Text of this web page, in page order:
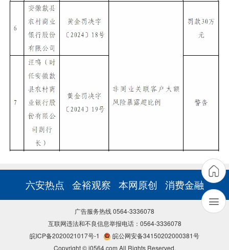
六安热点 金裕观察 本网原创 消费金融
广告服务热线 0564-3336078
互联网违法和不良信息举报电话：0564-3336078
皖ICP备2020021017号-1
皖公网安备34150202000381号
Copyright © i0564.com All Rights Reserved.